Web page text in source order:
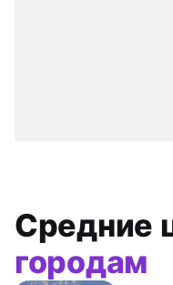
Средние
городам